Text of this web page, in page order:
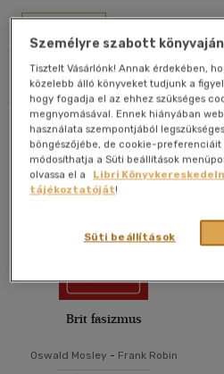
Szűrés
Cím szerint A-Z
Szerző szerint A-Z
Megjelenítés
20 db / oldal
40 db / oldal
Összesen4
Brit fasizmus
Oswald Mosley - Frank Robin
Személyre szabott
Tisztelt Vásárlónk! Annak érdekében,
közelebb álló könyveket tudjunk a
hogy fogadja el az ehhez szükséges
megnyomásával. Ennek hiányában
használata szempontjából
böngészőjébe, de cookie-preferenciáit
módosíthatja a Süti beállítások
olvassa el a
Libri
tájékoztatóját!
Süti beállítások